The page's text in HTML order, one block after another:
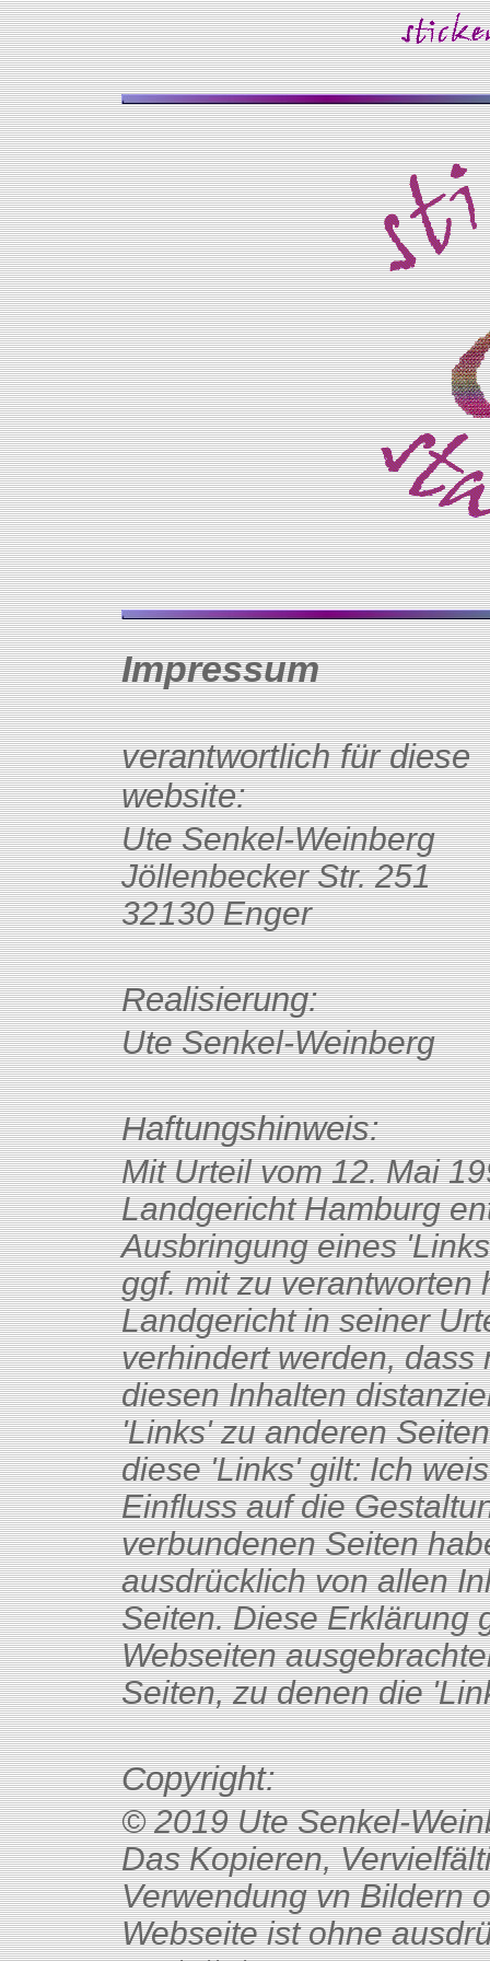
Impressum
verantwortlich für diese
website:
Ute Senkel-Weinberg
Jöllenbecker Str. 251
32130 Enger
Realisierung:
Ute Senkel-Weinberg
Haftungshinweis:
Mit Urteil vom 12. Mai
Landgericht Hamburg
Ausbringung eines
ggf. mit zu verantworten
Landgericht in seiner
verhindert werden, dass
diesen Inhalten
'Links' zu anderen
diese 'Links' gilt: Ich
Einfluss auf die
verbundenen Seiten
ausdrücklich von allen
Seiten. Diese Erklärung
Webseiten
Seiten, zu denen die
Copyright:
© 2019 Ute Senkel-
Das Kopieren,
Verwendung vn Bildern
Webseite ist ohne